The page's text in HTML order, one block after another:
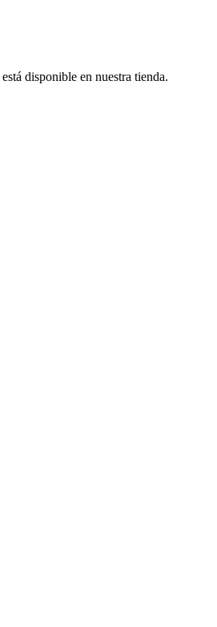
disponible en nuestra tienda.